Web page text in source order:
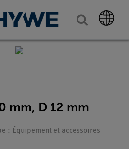
mm, D 12 mm
: Équipement et accessoires